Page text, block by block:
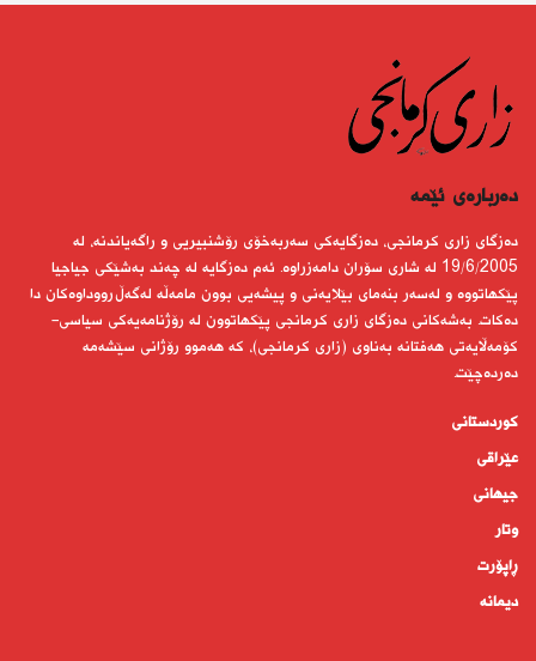
دەربارەى ئێمە
دەزگای زاری كرمانجی، دەزگایەكی سەربەخۆی رۆشنبیریی و راگەیاندنە، لە
19/6/2005 لە شاری سۆران دامەزراوە. ئەم دەزگایە لە چەند بەشێكی جیاجیا
پێكهاتووە و لەسەر بنەمای بێلایەنی و پیشەیی بوون مامەڵە لەگەڵ رووداوەكان دا
دەكات. بەشەكانی دەزگای زاری كرمانجی پێكهاتوون لە رۆژنامەیەكی سیاسی-
كۆمەڵایەتی هەفتانە بەناوی (زاری كرمانجی)، كە هەموو رۆژانی سێشەمە
دەردەچێت.
کوردستانى
عێراقی
جیهانى
وتار
ڕاپۆرت
دیمانە